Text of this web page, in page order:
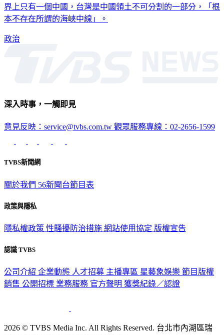
界上只有一個中國，台灣是中國領土不可分割的一部分，「根
本不存在所謂的海峽中線」。
政治
深入時事，一觸即見
意見反映：service@tvbs.com.tw 觀眾服務專線：02-2656-1599
TVBS新聞網
關於我們 56新聞台節目表
政策與隱私
隱私權政策 性騷擾防治措施 網站使用協定 版權宣告
認識 TVBS
公司介紹 企業動態 人才招募 主播專區 星藝象娛樂 節目版權
銷售 公開招標 業務服務 官方聲明 獲獎紀錄／認證
2026 © TVBS Media Inc. All Rights Reserved. 台北市內湖區瑞